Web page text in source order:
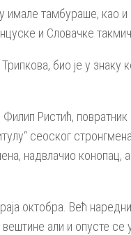
тамбураше, као
и Словачке
био је у
Ристић, повратник
сеоског
надвлачио
октобра. Већ
али и опусте се